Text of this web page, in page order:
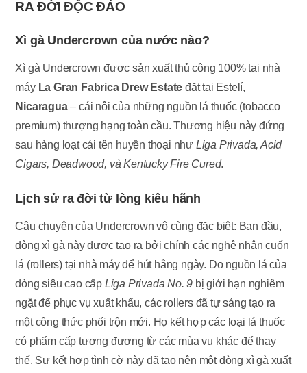
RA ĐỜI ĐỘC ĐÁO
Xì gà Undercrown của nước nào?
Xì gà Undercrown được sản xuất thủ công 100% tại nhà
máy La Gran Fabrica Drew Estate đặt tại Estelí,
Nicaragua– cái nôi của những nguồn lá thuốc (tobacco
premium) thượng hạng toàn cầu. Thương hiệu này đứng
sau hàng loạt cái tên huyền thoại như Liga Privada, Acid
Cigars, Deadwood, và Kentucky Fire Cured.
Lịch sử ra đời từ lòng kiêu hãnh
Câu chuyện của Undercrown vô cùng đặc biệt: Ban đầu,
dòng xì gà này được tạo ra bởi chính các nghệ nhân cuốn
lá (rollers) tại nhà máy để hút hằng ngày. Do nguồn lá của
dòng siêu cao cấp Liga Privada No. 9 bị giới hạn nghiêm
ngặt để phục vụ xuất khẩu, các rollers đã tự sáng tạo ra
một công thức phối trộn mới. Họ kết hợp các loại lá thuốc
có phẩm cấp tương đương từ các mùa vụ khác để thay
thế. Sự kết hợp tình cờ này đã tạo nên một dòng xì gà xuất